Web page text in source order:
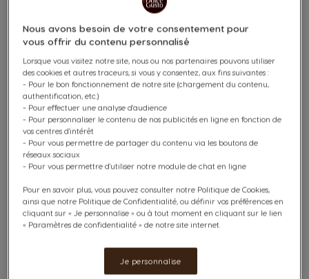
machine à café en position verticale!
Remplissez le réservoir d'eau de la machine
à café NESCAFÉ® Dolce Gusto® NEO avec de
l'eau potable à température ambiante.
Remettez ensuite le réservoir d'eau dans la
machine à café.
Placez un récipient (tasse, bol) vide, de
Si besoin, retirez le porte tasse ajustable de
la machine à café.
Allumez votre machine à café NESCAFÉ®
Dolce Gusto® NEO en appuyant sur le
Nous avons besoin de votre consentement pour
vous offrir du contenu personnalisé
Lorsque vous visitez notre site, nous ou nos partenaires pouvons utiliser
des cookies et autres traceurs, si vous y consentez, aux fins suivantes :
- Pour le bon fonctionnement de notre site (chargement du contenu,
authentification, etc.)
- Pour effectuer une analyse d'audience
- Pour personnaliser le contenu de nos publicités en ligne en fonction de
vos centres d'intérêt
- Pour vous permettre de partager du contenu via les boutons de
réseaux sociaux
- Pour vous permettre d'utiliser notre module de chat en ligne
Pour en savoir plus, vous pouvez consulter notre Politique de Cookies,
ainsi que notre Politique de Confidentialité, ou définir vos préférences en
cliquant sur « Je personnalise » ou à tout moment en cliquant sur le lien
« Paramètres de confidentialité » de notre site internet.
Je personnalise